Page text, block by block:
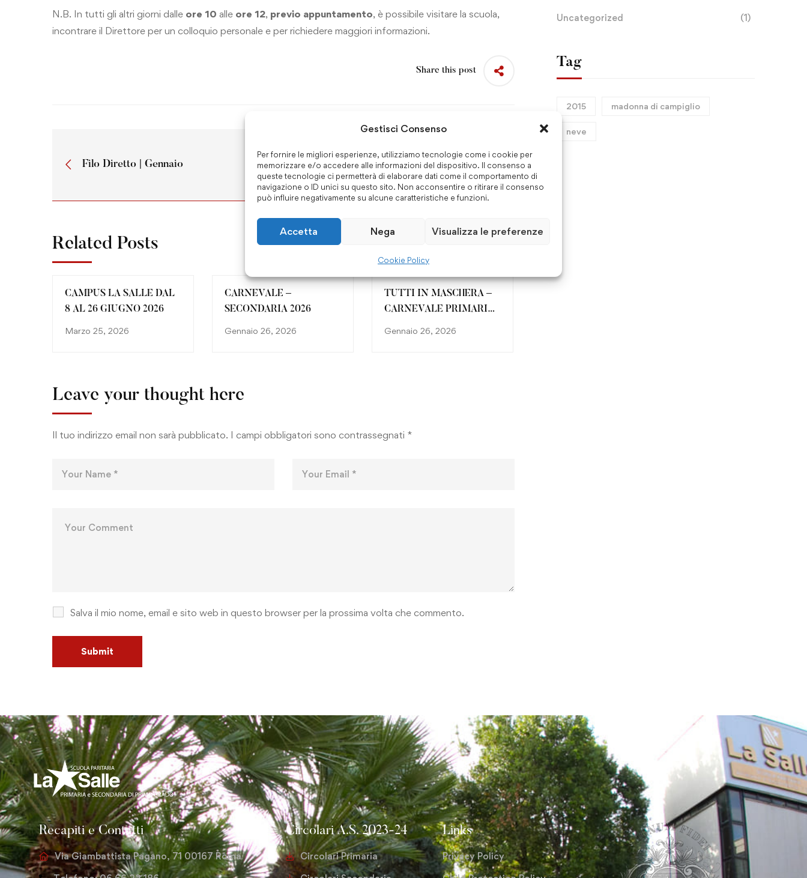
Gestisci Consenso
Per fornire le migliori esperienze, utilizziamo tecnologie come i cookie per
memorizzare e/o accedere alle informazioni del dispositivo. Il consenso a
queste tecnologie ci permetterà di elaborare dati come il comportamento di
navigazione o ID unici su questo sito. Non acconsentire o ritirare il consenso
può influire negativamente su alcune caratteristiche e funzioni.
Accetta Nega Visualizza le preferenze
Cookie Policy
N.B. In tutti gli altri giorni dalle ore 10 alle ore 12, previo appuntamento, è possibile visitare la scuola,
incontrare il Direttore per un colloquio personale e per richiedere maggiori informazioni.
Share this post
Filo Diretto | Gennaio
3° La Salle Camp | Montalto di
Castro 2017
Related Posts
CAMPUS LA SALLE DAL
8 AL 26 GIUGNO 2026
Marzo 25, 2026
CARNEVALE –
SECONDARIA 2026
Gennaio 26, 2026
TUTTI IN MASCHERA –
CARNEVALE PRIMARIA
Gennaio 26, 2026
Leave your thought here
Il tuo indirizzo email non sarà pubblicato. I campi obbligatori sono contrassegnati *
Salva il mio nome, email e sito web in questo browser per la prossima volta che commento.
Uncategorized (1)
Tag
2015 madonna di campiglio
neve
Recapiti e Contatti
Via Giambattista Pagano, 71 00167 Roma
Circolari A.S. 2023-24
Circolari Primaria
Links
Privacy Policy